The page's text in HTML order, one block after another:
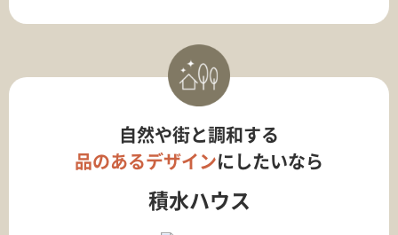
自然や街と調和する
品のあるデザインにしたいなら
積水ハウス